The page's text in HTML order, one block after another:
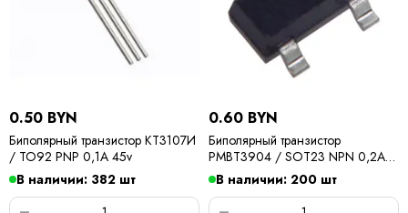
0.50 BYN
Биполярный транзистор КТ3107И
/ TO92 PNP 0,1A 45v
В наличии: 382 шт
0.60 BYN
Биполярный транзистор
PMBT3904 / SOT23 NPN 0,2A
40v (1AM)
В наличии: 200 шт